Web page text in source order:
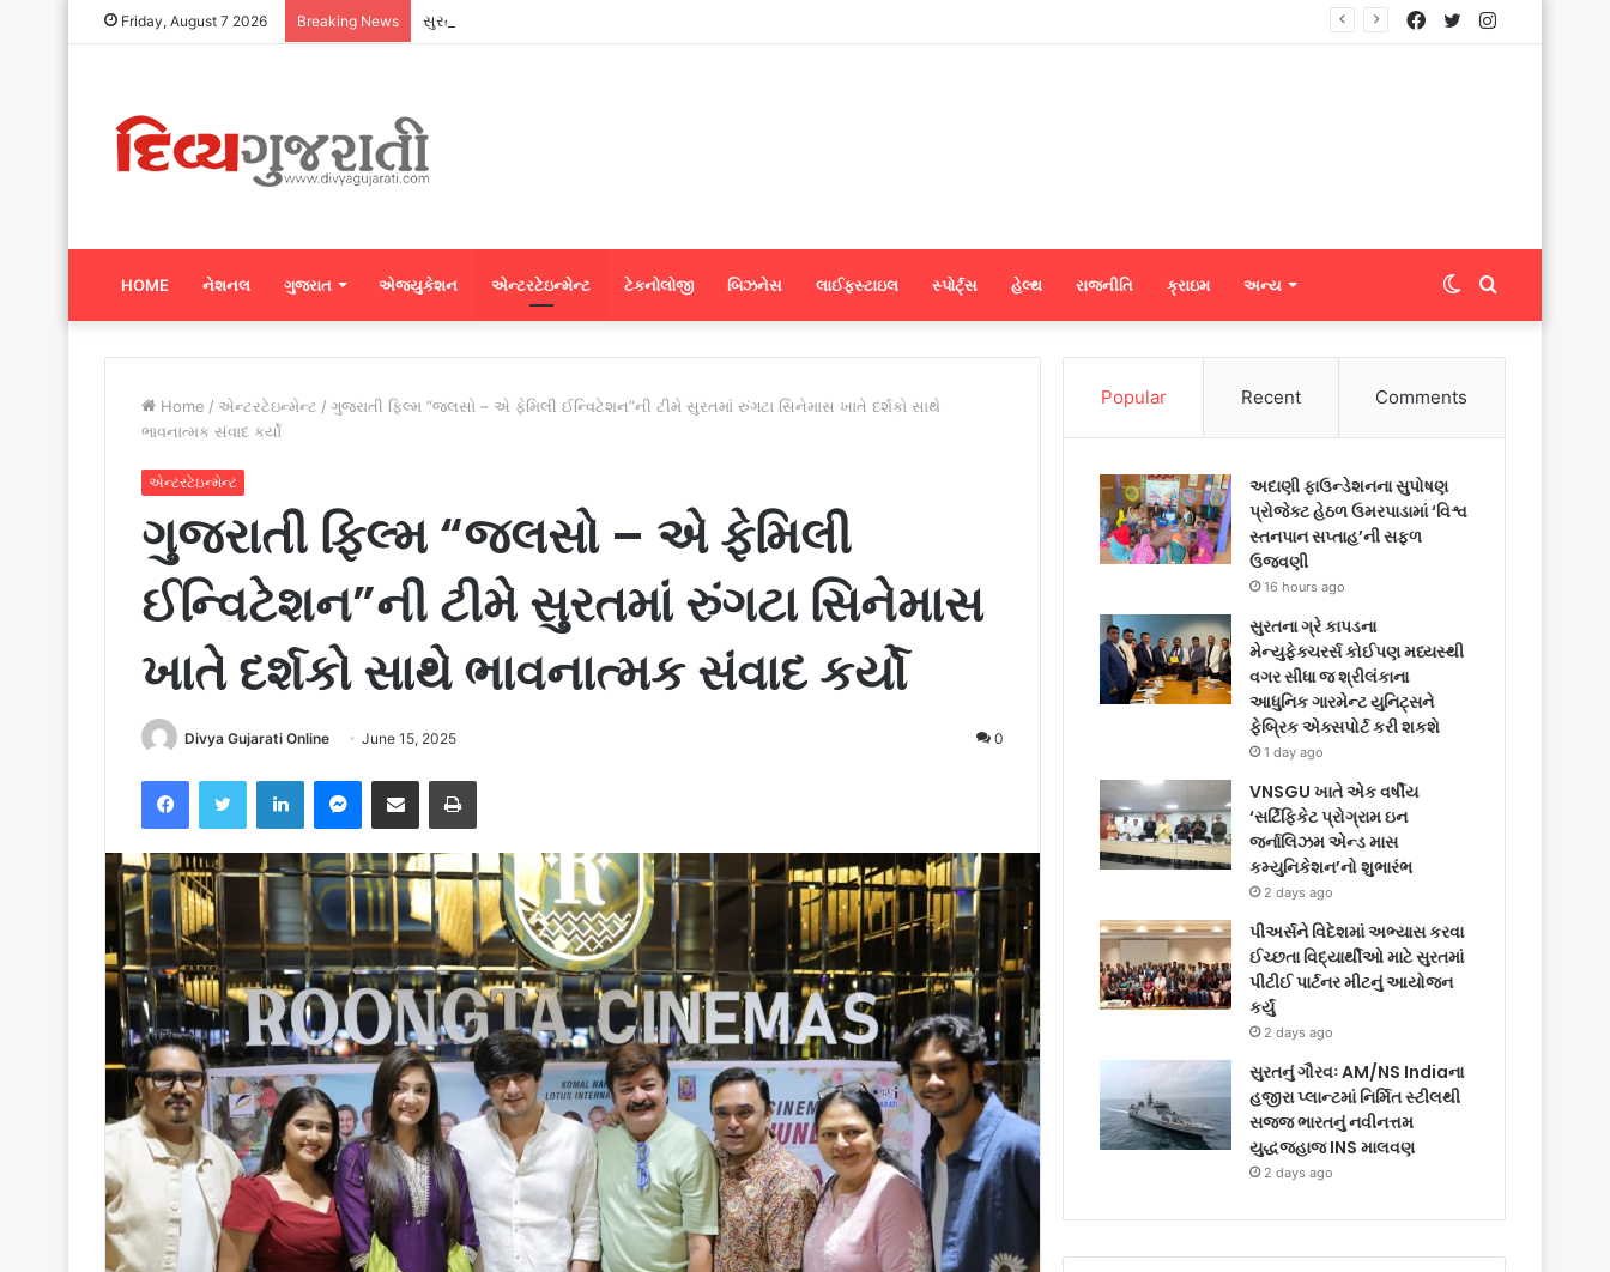
Friday, August 7 2026 Breaking News સુરતના ગ્રે કાપડના મેન્યુફેક્ચરર્સ કોઈપણ મધ્યસ્થી વગર સીધા જ શ્રીલંકાના આધુનિક ગારમેન્ટ યુનિટ્સને ફેબ્રિક એક્સપોર્ટ કરી શકશે Instagram
Twitter
Facebook
HOME નેશનલ ગુજરાત એજ્યુકેશન એન્ટરટેઇન્મેન્ટ ટેકનોલોજી બિઝનેસ લાઈફસ્ટાઇલ સ્પોર્ટ્સ હેલ્થ રાજનીતિ ક્રાઇમ અન્ય Search
for
Switch
skin
Home / એન્ટરટેઇન્મેન્ટ / ગુજરાતી ફિલ્મ “જલસો – એ ફેમિલી ઈન્વિટેશન”ની ટીમે સુરતમાં રુંગટા સિનેમાસ ખાતે દર્શકો સાથે
ભાવનાત્મક સંવાદ કર્યો
એન્ટરટેઇન્મેન્ટ
ગુજરાતી ફિલ્મ “જલસો – એ ફેમિલી
ઈન્વિટેશન”ની ટીમે સુરતમાં રુંગટા સિનેમાસ
ખાતે દર્શકો સાથે ભાવનાત્મક સંવાદ કર્યો
Divya Gujarati Online June 15, 2025 0
FacebookTwitter LinkedInMessenger
Share via Email Print
Popular Recent Comments
અદાણી ફાઉન્ડેશનના સુપોષણ
પ્રોજેક્ટ હેઠળ ઉમરપાડામાં ‘વિશ્વ
સ્તનપાન સપ્તાહ’ની સફળ
ઉજવણી
16 hours ago
સુરતના ગ્રે કાપડના
મેન્યુફેક્ચરર્સ કોઈપણ મધ્યસ્થી
વગર સીધા જ શ્રીલંકાના
આધુનિક ગારમેન્ટ યુનિટ્સને
ફેબ્રિક એક્સપોર્ટ કરી શકશે
1 day ago
VNSGU ખાતે એક વર્ષીય
‘સર્ટિફિકેટ પ્રોગ્રામ ઇન
જર્નાલિઝમ એન્ડ માસ
કમ્યુનિકેશન’નો શુભારંભ
2 days ago
પીઅર્સને વિદેશમાં અભ્યાસ કરવા
ઈચ્છતા વિદ્યાર્થીઓ માટે સુરતમાં
પીટીઈ પાર્ટનર મીટનું આયોજન
કર્યું
2 days ago
સુરતનું ગૌરવઃ AM/NS Indiaના
હજીરા પ્લાન્ટમાં નિર્મિત સ્ટીલથી
સજ્જ ભારતનું નવીનત્તમ
યુદ્ધજહાજ INS માલવણ
2 days ago